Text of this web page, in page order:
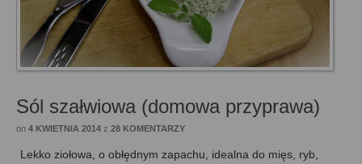
Sól szałwiowa (domowa przyprawa)
on 4 KWIETNIA 2014 z 28 KOMENTARZY
Lekko ziołowa, o obłędnym zapachu, idealna do mięs, ryb,